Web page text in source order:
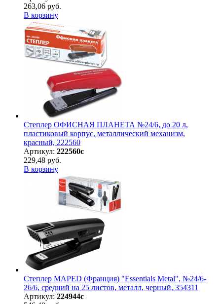
263,06 руб.
В корзину
Степлер ОФИСНАЯ ПЛАНЕТА №24/6, до 20 л,
пластиковый корпус, металлический механизм,
красный, 222560
Артикул: 222560с
229,48 руб.
В корзину
Степлер MAPED (Франция) "Essentials Metal", №24/6-
26/6, средний на 25 листов, металл, черный, 354311
Артикул: 224944с